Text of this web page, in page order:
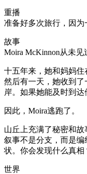
重播
准备好多次旅行，因为
故事
Moira McKinnon从未见
十五年来，她和妈妈
然后有一天，她收到
岸。如果她能及时到
因此，Moira逃跑了。
山丘上充满了秘密和故
叙事不是分支，而是
状。你会发现什么真相
世界